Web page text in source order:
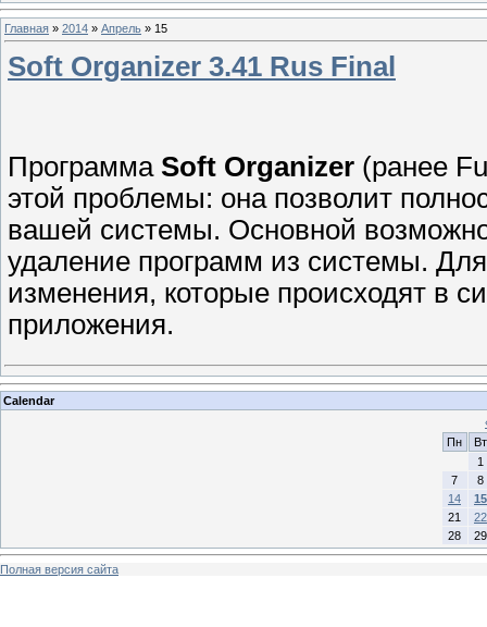
Главная » 2014 » Апрель » 15
Soft Organizer 3.41 Rus Final
Программа Soft Organizer (ранее
этой проблемы: она позволит
вашей системы. Основной
удаление программ из системы.
изменения, которые происходят в
приложения.
Calendar
Пн
Вт
1
7
8
14
15
21
22
28
29
Полная версия сайта